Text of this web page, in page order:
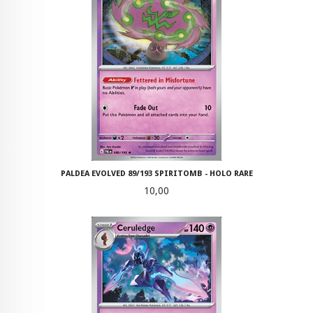
PALDEA EVOLVED 89/193 SPIRITOMB - HOLO RARE
Pris
10,00